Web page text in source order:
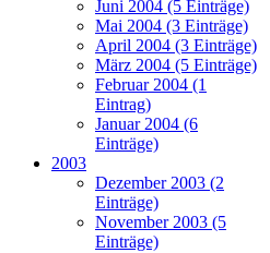
Juni 2004 (5 Einträge)
Mai 2004 (3 Einträge)
April 2004 (3 Einträge)
März 2004 (5 Einträge)
Februar 2004 (1
Eintrag)
Januar 2004 (6
Einträge)
2003
Dezember 2003 (2
Einträge)
November 2003 (5
Einträge)